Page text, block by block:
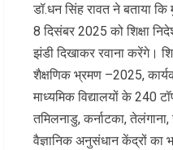
डॉ.धन सिंह रावत ने बताया कि
8 दिसंबर 2025 को शिक्षा
झंडी दिखाकर रवाना करेंगे।
शैक्षणिक भ्रमण –2025,
माध्यमिक विद्यालयों के 240
तमिलनाडु, कर्नाटका,
वैज्ञानिक अनुसंधान केंद्रों का